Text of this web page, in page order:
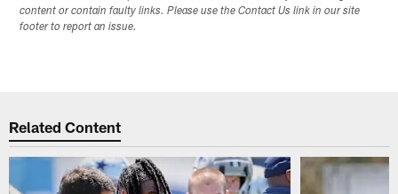
content or contain faulty links. Please use the Contact Us link in our site
footer to report an issue.
Related Content